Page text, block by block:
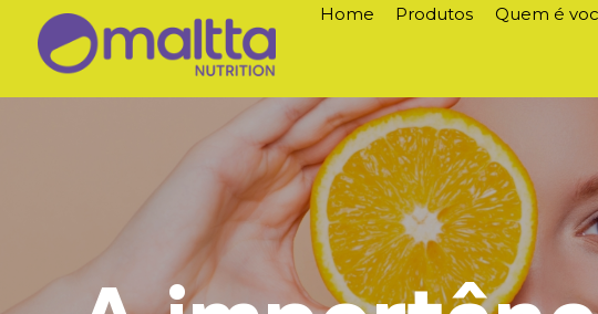
Home Produtos Quem é